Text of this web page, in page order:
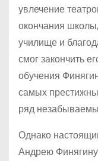
увлечение
окончания
училище и
смог закончить
обучения
самых
ряд
Однако
Андрею Финягину